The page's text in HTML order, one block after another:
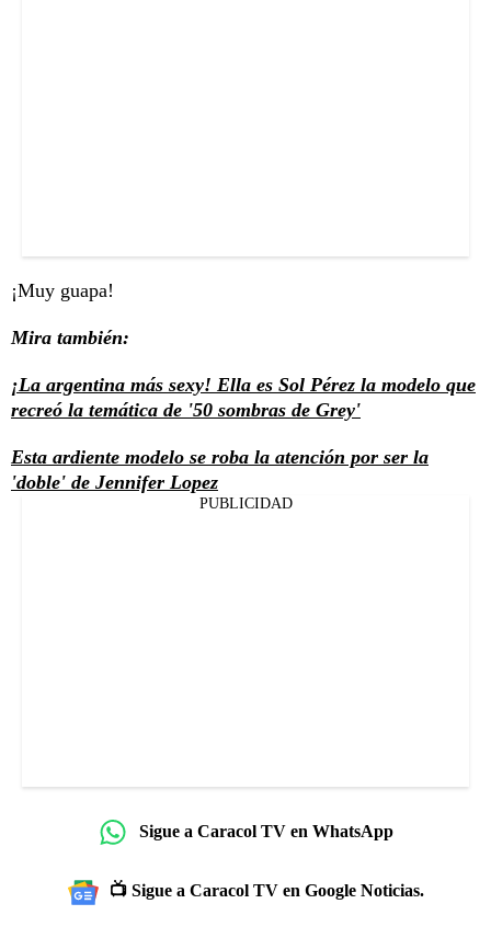
¡Muy guapa!
Mira también:
¡La argentina más sexy! Ella es Sol Pérez la modelo que
recreó la temática de '50 sombras de Grey'
Esta ardiente modelo se roba la atención por ser la
'doble' de Jennifer Lopez
PUBLICIDAD
Sigue a Caracol TV en WhatsApp
📺 Sigue a Caracol TV en Google Noticias.